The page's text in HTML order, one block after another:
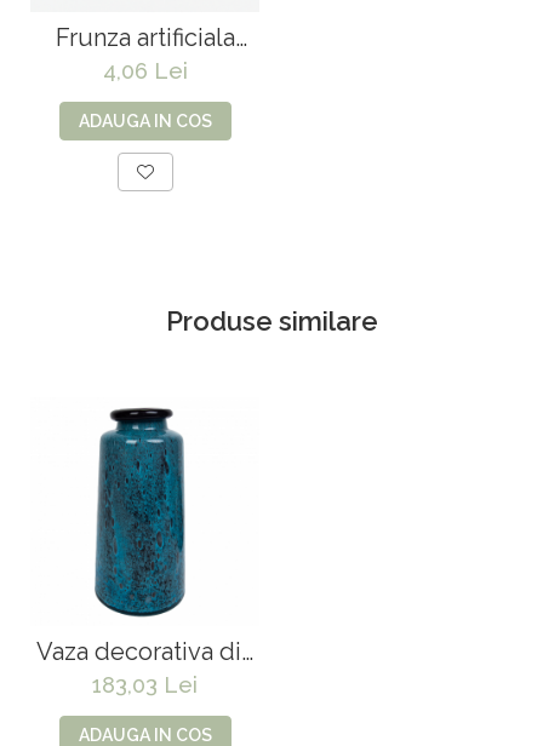
Frunza artificiala
Aralia - 56 cm
4,06 Lei
ADAUGA IN COS
Produse similare
Vaza decorativa din
sticla Boako 40*20*8
183,03 Lei
ADAUGA IN COS